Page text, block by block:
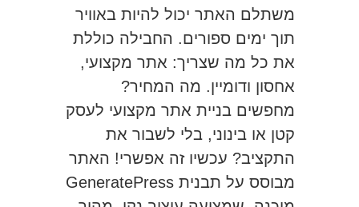
משתלם האתר יכול להיות באוויר
תוך ימים ספורים. החבילה כוללת
את כל מה שצריך: אתר מקצועי,
אחסון ודומיין. מה המחיר?
מחפשים בניית אתר מקצועי לעסק
קטן או בינוני, בלי לשבור את
התקציב? עכשיו זה אפשרי! האתר
מבוסס על תבנית GeneratePress